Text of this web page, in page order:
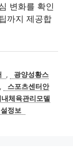
변화를 확인
까지 제공합
,
광양성황스
,
스포츠센터안
내체육관리모델
정보